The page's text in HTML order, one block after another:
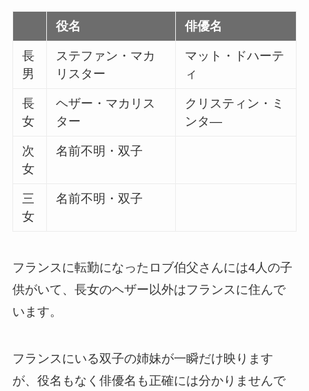
役名 俳優名
長
男
ステファン・マカ
リスター
マット・ドハーテ
ィ
長
女
ヘザー・マカリス
ター
クリスティン・ミ
ンタ―
次
女
名前不明・双子
三
女
名前不明・双子
フランスに転勤になったロブ伯父さんには4人の子
供がいて、長女のヘザー以外はフランスに住んで
います。
フランスにいる双子の姉妹が一瞬だけ映ります
が、役名もなく俳優名も正確には分かりませんで